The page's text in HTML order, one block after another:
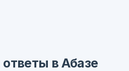
в Абазе